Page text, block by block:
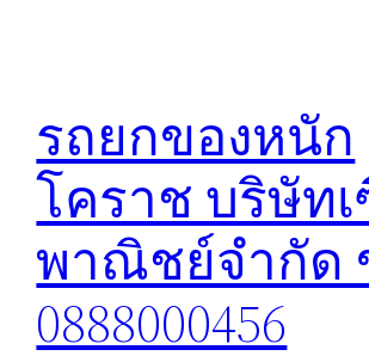
รถยกของหนัก
โคราช บริษัท
พาณิชย์จำกัด
0888000456